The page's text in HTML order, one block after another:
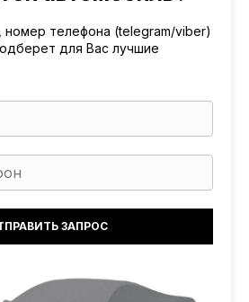
телефона (telegram/viber)
для Вас лучшие